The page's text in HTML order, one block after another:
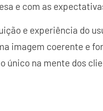
e com as
e experiência do
imagem coerente e
único na mente dos